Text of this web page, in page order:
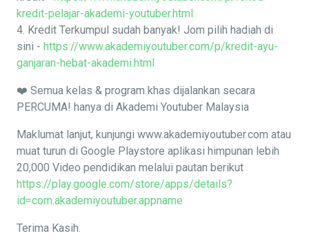
kredit-pelajar-akademi-youtuber.html
4. Kredit Terkumpul sudah banyak! Jom pilih hadiah di
sini - https://www.akademiyoutuber.com/p/kredit-ayu-
ganjaran-hebat-akademi.html
❤️ Semua kelas & program khas dijalankan secara
PERCUMA! hanya di Akademi Youtuber Malaysia
Maklumat lanjut, kunjungi www.akademiyoutuber.com atau
muat turun di Google Playstore aplikasi himpunan lebih
20,000 Video pendidikan melalui pautan berikut
https://play.google.com/store/apps/details?
id=com.akademiyoutuber.appname
Terima Kasih.